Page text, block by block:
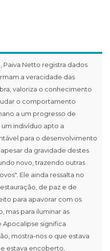
Paiva Netto registra dados
a veracidade das
valoriza o conhecimento
o comportamento
a um progresso de
indivíduo apto a
para o desenvolvimento
da gravidade destes
novo, trazendo outras
Ele ainda ressalta no
de paz e de
para apavorar com os
mas para iluminar as
Apocalipse significa
mostra-nos o que estava
estava encoberto,